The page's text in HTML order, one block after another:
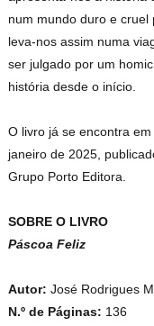
num mundo duro e
leva-nos assim numa
ser julgado por um
história desde o início.
O livro já se encontra
janeiro de 2025,
Grupo Porto Editora.
SOBRE O LIVRO
Páscoa Feliz
Autor:José Rodrigues
N.º de Páginas: 136